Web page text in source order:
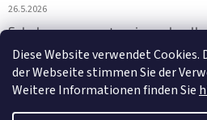
Diese Website verwendet
der Webseite stimmen Sie der
Weitere Informationen finden Sie
26.5.2026
Schalungsmagnete: eine
17.4.2026